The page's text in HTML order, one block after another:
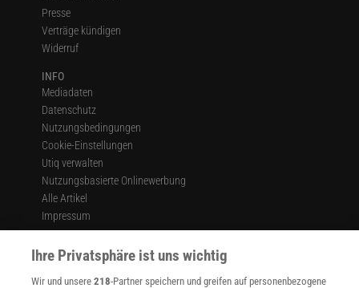
Presse
Verträge kündigen
Widerruf
INFO
Mediadaten
Datenschutz
Nutzungsbedingungen
Cookie-Einstellungen
Utiq verwalten
Nutzungsbasierte Onlinewerbung
Alle Artikel
Impressum
Angebote für Schulen
Angebote für Institutionen
Ihre Privatsphäre ist uns wichtig
Wir und unsere218-Partner speichern und greifen auf personenbezogene